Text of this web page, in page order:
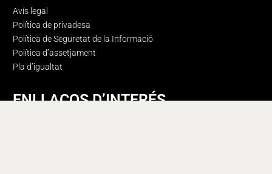
Avís legal
Política de privadesa
Política de Seguretat de la Informació
Política d’assetjament
Pla d’igualtat
ENLLAÇOS D’INTERÉS